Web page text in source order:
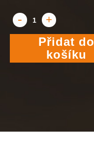
Přidat do
košíku